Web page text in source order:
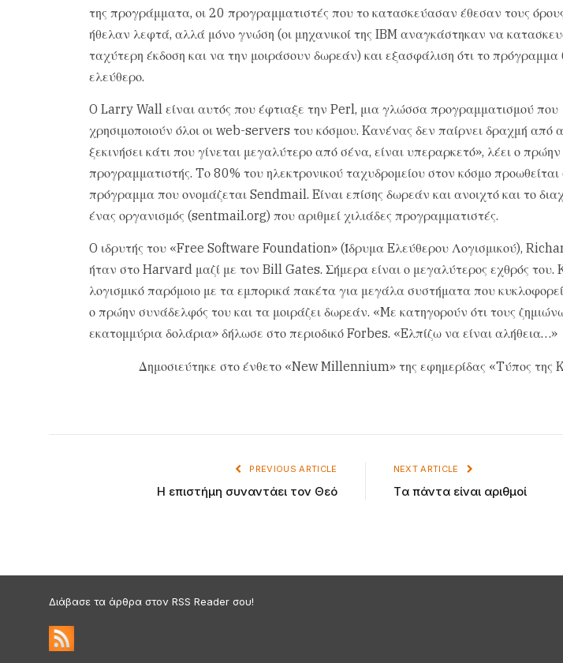
της προγράμματα, οι 20 προγραμματιστές που το κατασκεύασαν έθεσαν τους
ήθελαν λεφτά, αλλά μόνο γνώση (οι μηχανικοί της IBM αναγκάστηκαν να
ταχύτερη έκδοση και να την μοιράσουν δωρεάν) και εξασφάλιση ότι το πρόγραμμα
ελεύθερο.
O Larry Wall είναι αυτός που έφτιαξε την Perl, μια γλώσσα προγραμματισμού που
χρησιμοποιούν όλοι οι web-servers του κόσμου. Kανένας δεν παίρνει δραχμή από
ξεκινήσει κάτι που γίνεται μεγαλύτερο από σένα, είναι υπεραρκετό», λέει ο
προγραμματιστής. Tο 80% του ηλεκτρονικού ταχυδρομείου στον κόσμο
πρόγραμμα που ονομάζεται Sendmail. Eίναι επίσης δωρεάν και ανοιχτό και το
ένας οργανισμός (sentmail.org) που αριθμεί χιλιάδες προγραμματιστές.
O ιδρυτής του «Free Software Foundation» (Ίδρυμα Eλεύθερου Λογισμικού),
ήταν στο Harvard μαζί με τον Bill Gates. Σήμερα είναι ο μεγαλύτερος εχθρός του.
λογισμικό παρόμοιο με τα εμπορικά πακέτα για μεγάλα συστήματα που
ο πρώην συνάδελφός του και τα μοιράζει δωρεάν. «Mε κατηγορούν ότι τους
εκατομμύρια δολάρια» δήλωσε στο περιοδικό Forbes. «Eλπίζω να είναι αλήθεια…»
Δημοσιεύτηκε στο ένθετο «New Millennium» της εφημερίδας «Tύπος της
PREVIOUS ARTICLE
H επιστήμη συναντάει τον Θεό
NEXT ARTICLE
Tα πάντα είναι αριθμοί
Διάβασε τα άρθρα στον RSS Reader σου!